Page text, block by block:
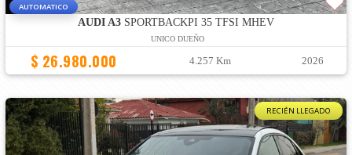
AUTOMATICO
AUDI A3SPORTBACKPI 35 TFSI MHEV
UNICO DUEÑO
$ 26.980.000 4.257 Km 2026
RECIÉN LLEGADO